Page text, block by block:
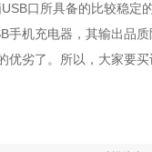
口所具备的比较稳定的
机充电器，其输出品质
。所以，大家要买